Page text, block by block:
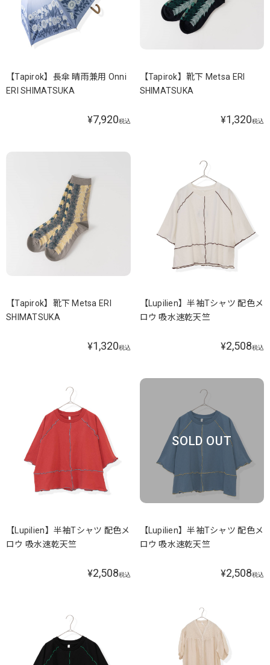
【Tapirok】長傘 晴雨兼用 Onni
ERI SHIMATSUKA
¥7,920税込
【Tapirok】靴下 Metsa ERI
SHIMATSUKA
¥1,320税込
【Tapirok】靴下 Metsa ERI
SHIMATSUKA
¥1,320税込
【Lupilien】半袖Tシャツ 配色メ
ロウ 吸水速乾天竺
¥2,508税込
【Lupilien】半袖Tシャツ 配色メ
ロウ 吸水速乾天竺
¥2,508税込
SOLD OUT
【Lupilien】半袖Tシャツ 配色メ
ロウ 吸水速乾天竺
¥2,508税込